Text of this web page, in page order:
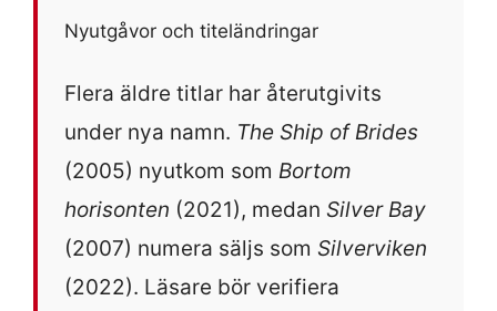
Nyutgåvor och titeländringar
Flera äldre titlar har återutgivits
under nya namn. The Ship of Brides
(2005) nyutkom som Bortom
horisonten (2021), medan Silver Bay
(2007) numera säljs som Silverviken
(2022). Läsare bör verifiera